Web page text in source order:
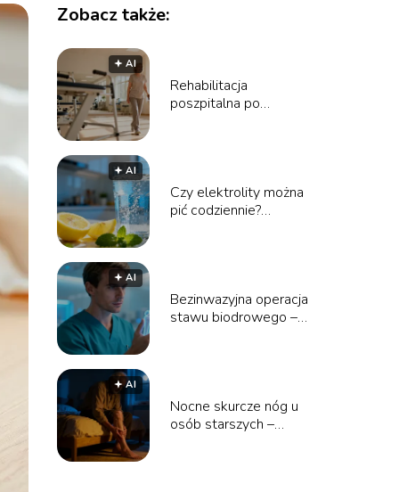
Zobacz także:
🟅 AI
Rehabilitacja
poszpitalna po
🟅 AI
Czy elektrolity można
pić codziennie?
🟅 AI
Bezinwazyjna operacja
stawu biodrowego –
🟅 AI
Nocne skurcze nóg u
osób starszych –